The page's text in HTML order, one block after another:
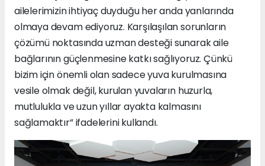
ailelerimizin ihtiyaç duyduğu her anda yanlarında
olmaya devam ediyoruz. Karşılaşılan sorunların
çözümü noktasında uzman desteği sunarak aile
bağlarının güçlenmesine katkı sağlıyoruz. Çünkü
bizim için önemli olan sadece yuva kurulmasına
vesile olmak değil, kurulan yuvaların huzurla,
mutlulukla ve uzun yıllar ayakta kalmasını
sağlamaktır” ifadelerini kullandı.